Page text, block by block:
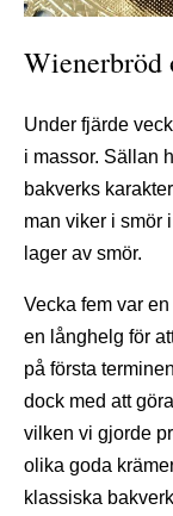
Wienerbröd
Under fjärde
i massor. Sällan
bakverks
man viker i smör
lager av smör.
Vecka fem var
en långhelg för
på första
dock med att
vilken vi gjorde
olika goda
klassiska